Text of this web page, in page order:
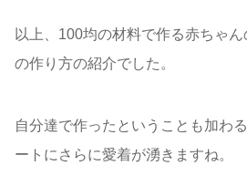
以上、100均の材料で作る赤ちゃ
の作り方の紹介でした。
自分達で作ったということも加わ
ートにさらに愛着が湧きますね。